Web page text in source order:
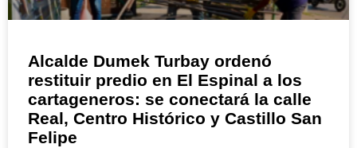
Alcalde Dumek Turbay ordenó
restituir predio en El Espinal a los
cartageneros: se conectará la calle
Real, Centro Histórico y Castillo San
Felipe